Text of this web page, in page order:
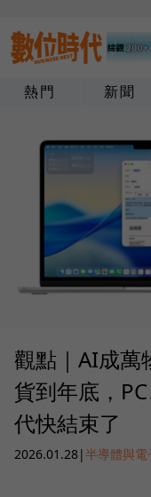
熱門 新聞
觀點｜AI成萬
貨到年底，
代快結束了
2026.01.28|半導體與電